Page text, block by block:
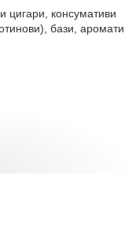
цигари, консумативи
бази,